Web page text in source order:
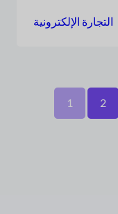
التجارة الإلكترونية
1 2